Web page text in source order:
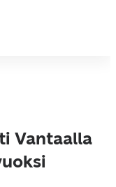
Vantaalla